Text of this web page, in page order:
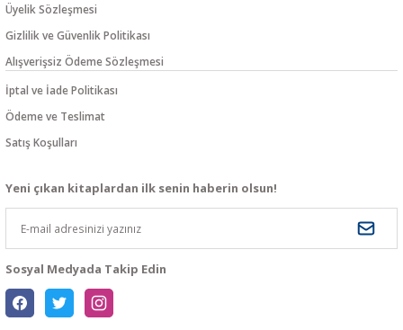
Üyelik Sözleşmesi
Gizlilik ve Güvenlik Politikası
Alışverişsiz Ödeme Sözleşmesi
İptal ve İade Politikası
Ödeme ve Teslimat
Satış Koşulları
Yeni çıkan kitaplardan ilk senin haberin olsun!
Sosyal Medyada Takip Edin